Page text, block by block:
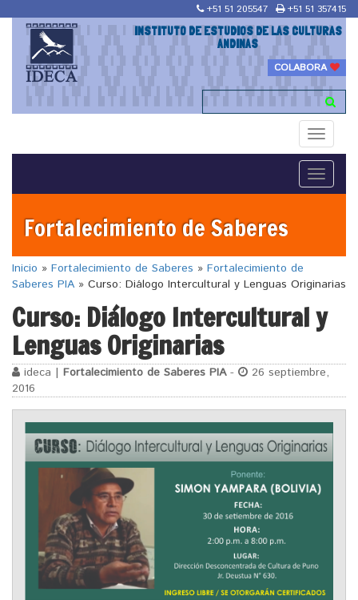
+51 51 205547 +51 51 357415
INSTITUTO DE ESTUDIOS DE LAS CULTURAS
ANDINAS
COLABORA
Toggle
Toggle
Fortalecimiento de Saberes
Inicio » Fortalecimiento de Saberes » Fortalecimiento de
Saberes PIA » Curso: Diálogo Intercultural y Lenguas Originarias
Curso: Diálogo Intercultural y
Lenguas Originarias
ideca | Fortalecimiento de Saberes PIA-
26 septiembre,
2016